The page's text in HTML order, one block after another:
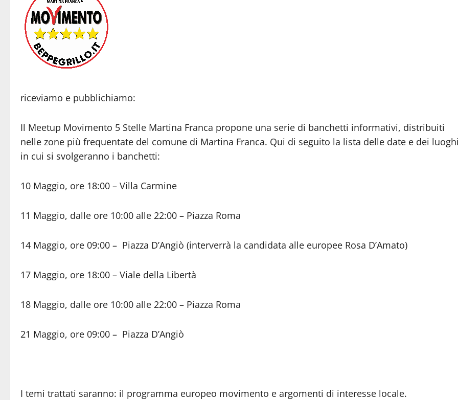
riceviamo e pubblichiamo:
Il Meetup Movimento 5 Stelle Martina Franca propone una serie di banchetti informativi, distribuiti
nelle zone più frequentate del comune di Martina Franca. Qui di seguito la lista delle date e dei
in cui si svolgeranno i banchetti:
10 Maggio, ore 18:00 – Villa Carmine
11 Maggio, dalle ore 10:00 alle 22:00 – Piazza Roma
14 Maggio, ore 09:00 – Piazza D’Angiò (interverrà la candidata alle europee Rosa D’Amato)
17 Maggio, ore 18:00 – Viale della Libertà
18 Maggio, dalle ore 10:00 alle 22:00 – Piazza Roma
21 Maggio, ore 09:00 – Piazza D’Angiò
I temi trattati saranno: il programma europeo movimento e argomenti di interesse locale.